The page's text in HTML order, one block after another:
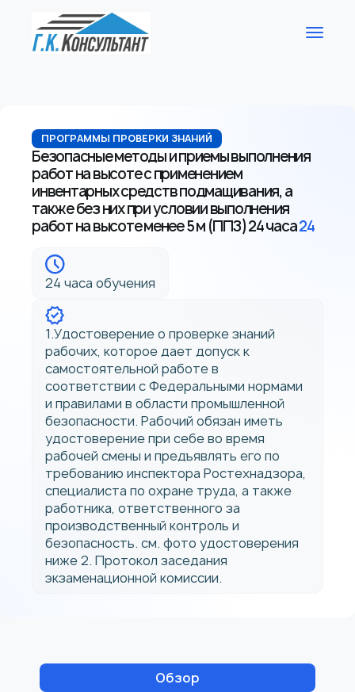
ПРОГРАММЫ ПРОВЕРКИ ЗНАНИЙ
Безопасные методы и приемы выполнения
работ на высоте с применением
инвентарных средств подмащивания, а
также без них при условии выполнения
работ на высоте менее 5 м (ППЗ) 24 часа24
24 часа обучения
1.Удостоверение о проверке знаний
рабочих, которое дает допуск к
самостоятельной работе в
соответствии с Федеральными нормами
и правилами в области промышленной
безопасности. Рабочий обязан иметь
удостоверение при себе во время
рабочей смены и предъявлять его по
требованию инспектора Ростехнадзора,
специалиста по охране труда, а также
работника, ответственного за
производственный контроль и
безопасность. см. фото удостоверения
ниже 2. Протокол заседания
экзаменационной комиссии.
Обзор